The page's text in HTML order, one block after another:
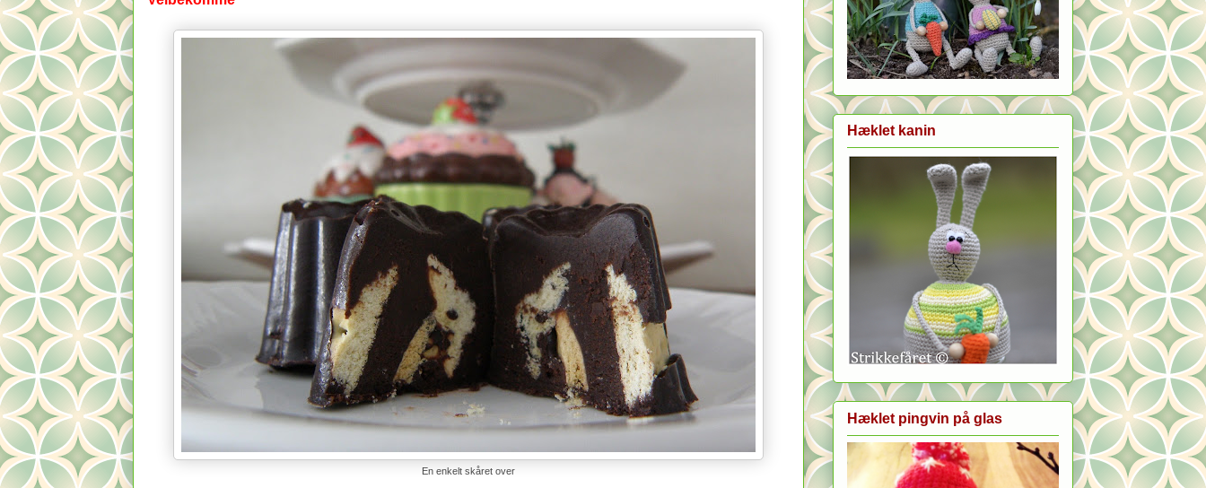
En enkelt skåret over
Hæklet kanin
Hæklet pingvin på glas